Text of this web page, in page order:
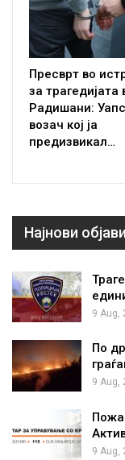
Пресврт во
за трагедијата
Радишани:
возач кој ја
предизвикал…
Најнови објави
9 Aug,
По
9 Aug,
9 Aug,